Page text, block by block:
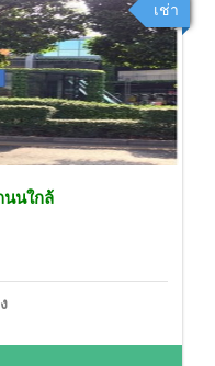
เช่า
นนใกล้